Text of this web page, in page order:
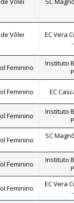
Vôlei
EC Vera
Feminino
Instituto
Feminino EC
Feminino
Instituto
Feminino SC
Feminino
Instituto
Feminino
EC Vera